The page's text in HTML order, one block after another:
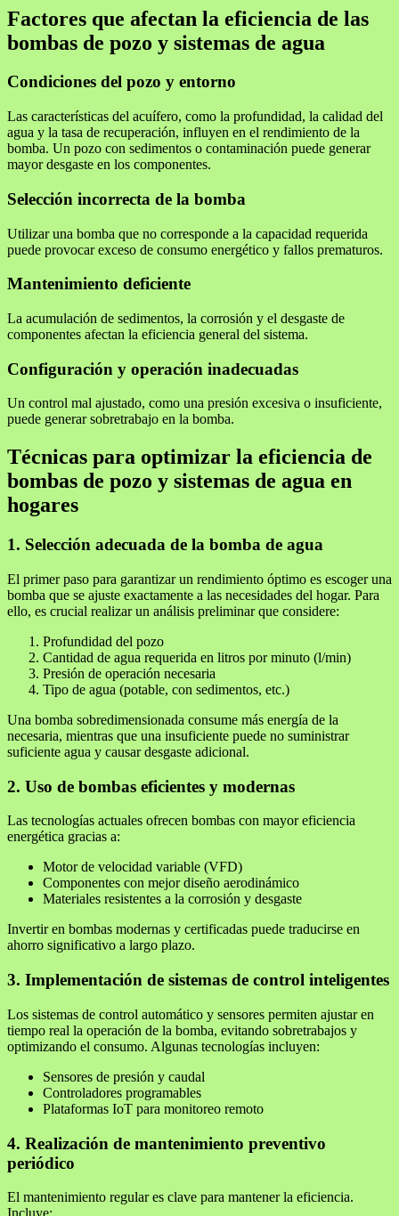
Factores que afectan la eficiencia de las
bombas de pozo y sistemas de agua
Condiciones del pozo y entorno
Las características del acuífero, como la profundidad, la calidad del
agua y la tasa de recuperación, influyen en el rendimiento de la
bomba. Un pozo con sedimentos o contaminación puede generar
mayor desgaste en los componentes.
Selección incorrecta de la bomba
Utilizar una bomba que no corresponde a la capacidad requerida
puede provocar exceso de consumo energético y fallos prematuros.
Mantenimiento deficiente
La acumulación de sedimentos, la corrosión y el desgaste de
componentes afectan la eficiencia general del sistema.
Configuración y operación inadecuadas
Un control mal ajustado, como una presión excesiva o insuficiente,
puede generar sobretrabajo en la bomba.
Técnicas para optimizar la eficiencia de
bombas de pozo y sistemas de agua en
hogares
1. Selección adecuada de la bomba de agua
El primer paso para garantizar un rendimiento óptimo es escoger una
bomba que se ajuste exactamente a las necesidades del hogar. Para
ello, es crucial realizar un análisis preliminar que considere:
Profundidad del pozo
Cantidad de agua requerida en litros por minuto (l/min)
Presión de operación necesaria
Tipo de agua (potable, con sedimentos, etc.)
Una bomba sobredimensionada consume más energía de la
necesaria, mientras que una insuficiente puede no suministrar
suficiente agua y causar desgaste adicional.
2. Uso de bombas eficientes y modernas
Las tecnologías actuales ofrecen bombas con mayor eficiencia
energética gracias a:
Motor de velocidad variable (VFD)
Componentes con mejor diseño aerodinámico
Materiales resistentes a la corrosión y desgaste
Invertir en bombas modernas y certificadas puede traducirse en
ahorro significativo a largo plazo.
3. Implementación de sistemas de control inteligentes
Los sistemas de control automático y sensores permiten ajustar en
tiempo real la operación de la bomba, evitando sobretrabajos y
optimizando el consumo. Algunas tecnologías incluyen:
Sensores de presión y caudal
Controladores programables
Plataformas IoT para monitoreo remoto
4. Realización de mantenimiento preventivo
periódico
El mantenimiento regular es clave para mantener la eficiencia.